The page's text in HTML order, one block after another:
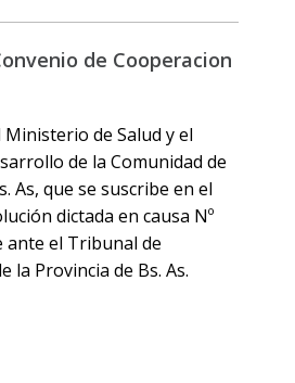
de Cooperacion
de Salud y el
de la Comunidad de
As, que se suscribe en el
dictada en causa Nº
ante el Tribunal de
la Provincia de Bs. As.